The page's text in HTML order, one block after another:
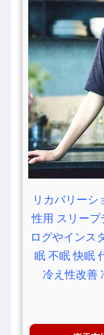
リカバリーシ
性用 スリープ
ログやインス
眠 不眠 快眠
冷え性改善